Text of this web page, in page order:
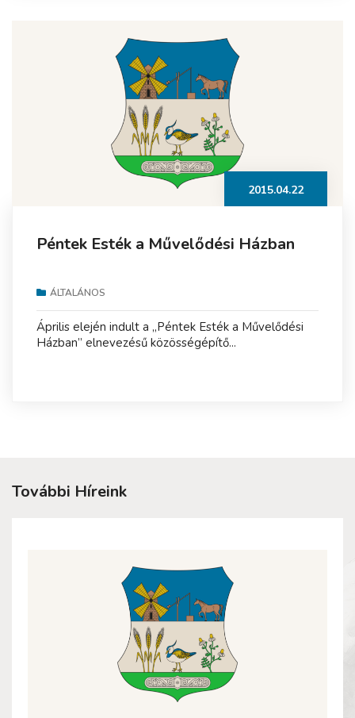
2015.04.22
Péntek Esték a Művelődési Házban
ÁLTALÁNOS
Április elején indult a „Péntek Esték a Művelődési
Házban” elnevezésű közösségépítő...
További Híreink